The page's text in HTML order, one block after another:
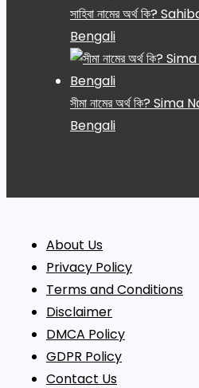
সাহিবা নামের অর্থ কি?
Bengali
সীমা নামের অর্থ কি?
Bengali
About Us
Privacy Policy
Terms and Conditions
Disclaimer
DMCA Policy
GDPR Policy
Contact Us